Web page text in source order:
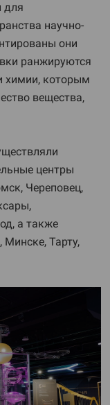
для
научно-
они
ранжируются
химии, которым
вещества,
центры
Череповец,
а также
Тарту,